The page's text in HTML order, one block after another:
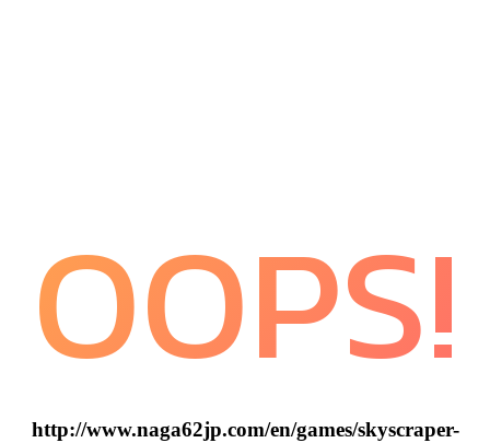
OOPS!
http://www.naga62jp.com/en/games/skyscraper-